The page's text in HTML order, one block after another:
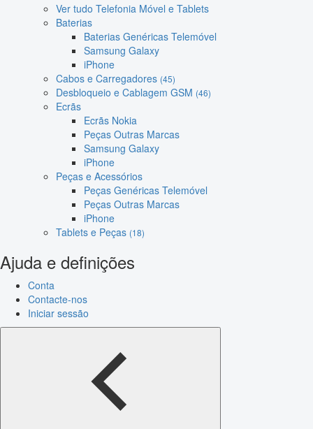
Ver tudo Telefonia Móvel e Tablets
Baterias
Baterias Genéricas Telemóvel
Samsung Galaxy
iPhone
Cabos e Carregadores (45)
Desbloqueio e Cablagem GSM (46)
Ecrãs
Ecrãs Nokia
Peças Outras Marcas
Samsung Galaxy
iPhone
Peças e Acessórios
Peças Genéricas Telemóvel
Peças Outras Marcas
iPhone
Tablets e Peças (18)
Ajuda e definições
Conta
Contacte-nos
Iniciar sessão